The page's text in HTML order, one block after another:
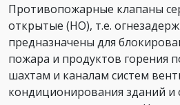
Противопожарные клапаны
открытые (НО), т.е.
предназначены для
пожара и продуктов горения
шахтам и каналам систем
кондиционирования зданий и